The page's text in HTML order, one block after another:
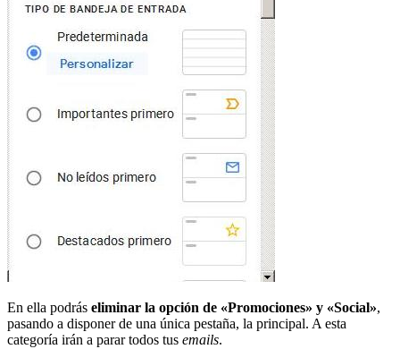
En ella podrás eliminar la opción de «Promociones» y «Social»,
pasando a disponer de una única pestaña, la principal. A esta
categoría irán a parar todos tus emails.